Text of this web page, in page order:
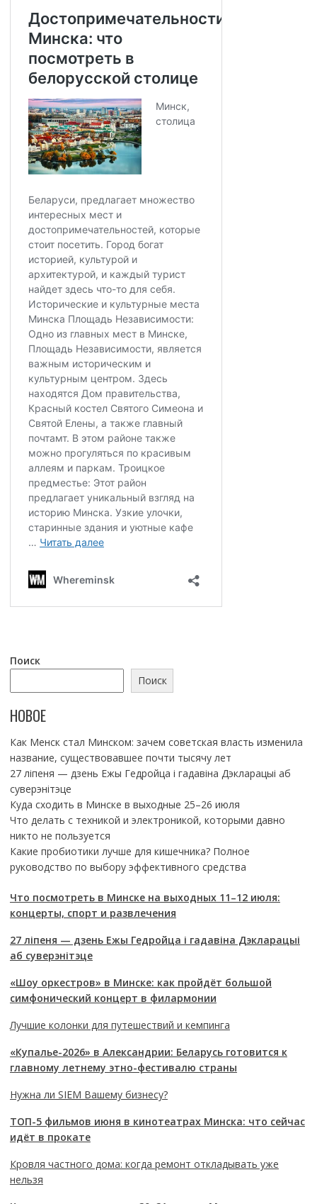
Поиск
Поиск
НОВОЕ
Как Менск стал Минском: зачем советская власть изменила
название, существовавшее почти тысячу лет
27 ліпеня — дзень Ежы Гедройца і гадавіна Дэкларацыі аб
суверэнітэце
Куда сходить в Минске в выходные 25–26 июля
Что делать с техникой и электроникой, которыми давно
никто не пользуется
Какие пробиотики лучше для кишечника? Полное
руководство по выбору эффективного средства
Что посмотреть в Минске на выходных 11–12 июля:
концерты, спорт и развлечения
27 ліпеня — дзень Ежы Гедройца і гадавіна Дэкларацыі
аб суверэнітэце
«Шоу оркестров» в Минске: как пройдёт большой
симфонический концерт в филармонии
Лучшие колонки для путешествий и кемпинга
«Купалье-2026» в Александрии: Беларусь готовится к
главному летнему этно-фестивалю страны
Нужна ли SIEM Вашему бизнесу?
ТОП-5 фильмов июня в кинотеатрах Минска: что сейчас
идёт в прокате
Кровля частного дома: когда ремонт откладывать уже
нельзя